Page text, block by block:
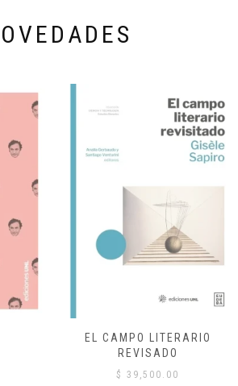
EL CAMPO LITERARIO
REVISADO
$ 39,500.00